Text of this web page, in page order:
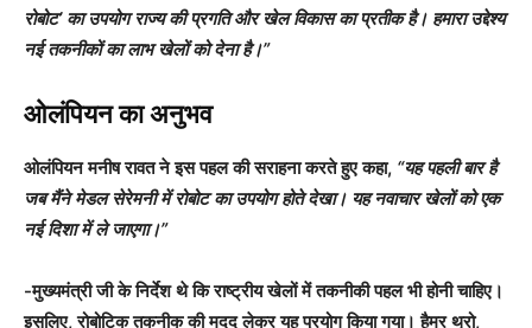
रोबोट’ का उपयोग राज्य की प्रगति और खेल विकास का प्रतीक है। हमारा उद्देश्य
नई तकनीकों का लाभ खेलों को देना है।”
ओलंपियन का अनुभव
ओलंपियन मनीष रावत ने इस पहल की सराहना करते हुए कहा, “यह पहली बार है
जब मैंने मेडल सेरेमनी में रोबोट का उपयोग होते देखा। यह नवाचार खेलों को एक
नई दिशा में ले जाएगा।”
-मुख्यमंत्री जी के निर्देश थे कि राष्ट्रीय खेलों में तकनीकी पहल भी होनी चाहिए।
इसलिए, रोबोटिक तकनीक की मदद लेकर यह प्रयोग किया गया। हैमर थ्रो,